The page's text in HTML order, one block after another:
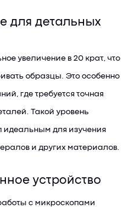
для детальных
увеличение в 20 крат, что
образцы. Это особенно
где требуется точная
Такой уровень
идеальным для изучения
и других материалов.
устройство
с микроскопами